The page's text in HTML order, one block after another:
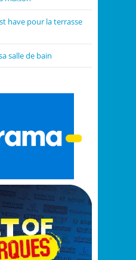
have pour la terrasse
salle de bain